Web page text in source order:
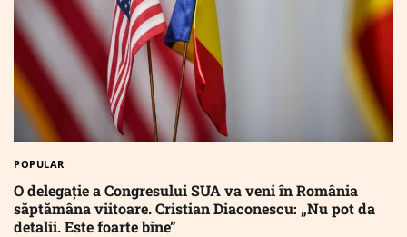
POPULAR
O delegaţie a Congresului SUA va veni în România
săptămâna viitoare. Cristian Diaconescu: „Nu pot da
detalii. Este foarte bine”